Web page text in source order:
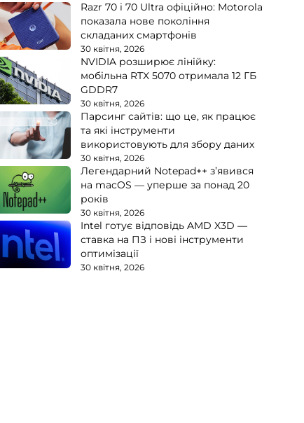
Razr 70 і 70 Ultra офіційно: Motorola
показала нове покоління
складаних смартфонів
30 квітня, 2026
NVIDIA розширює лінійку:
мобільна RTX 5070 отримала 12 ГБ
GDDR7
30 квітня, 2026
Парсинг сайтів: що це, як працює
та які інструменти
використовують для збору даних
30 квітня, 2026
Легендарний Notepad++ з’явився
на macOS — уперше за понад 20
років
30 квітня, 2026
Intel готує відповідь AMD X3D —
ставка на ПЗ і нові інструменти
оптимізації
30 квітня, 2026